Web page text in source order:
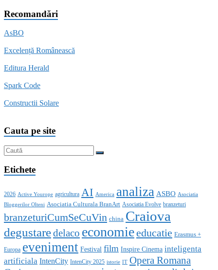
Recomandări
AsBO
Excelență Românească
Editura Herald
Spark Code
Constructii Solare
Cauta pe site
Etichete
2026 Active Yourope agricultura AI America analiza ASBO Asociatia
Bloggerilor Olteni Asociatia Culturala BranArt Asociatia Evolve branzeturi
branzeturiCumSeCuVin china Craiova
degustaredelaco economieeducatie Erasmus +
Europa eveniment Festival film Inspire Cinema inteligenta
artificiala IntenCity IntenCity 2025 istorie IT Opera Romana